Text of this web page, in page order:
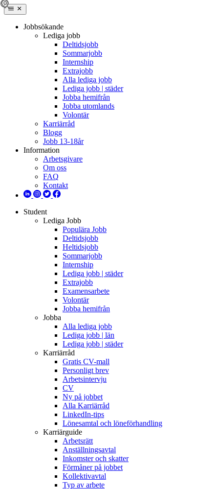
Jobbsökande
Lediga jobb
Deltidsjobb
Sommarjobb
Internship
Extrajobb
Alla lediga jobb
Lediga jobb | städer
Jobba hemifrån
Jobba utomlands
Volontär
Karriärråd
Blogg
Jobb 13-18år
Information
Arbetsgivare
Om oss
FAQ
Kontakt
Student
Lediga Jobb
Populära Jobb
Deltidsjobb
Heltidsjobb
Sommarjobb
Internship
Lediga jobb | städer
Extrajobb
Examensarbete
Volontär
Jobba hemifrån
Jobba
Alla lediga jobb
Lediga jobb | län
Lediga jobb | städer
Karriärråd
Gratis CV-mall
Personligt brev
Arbetsintervju
CV
Ny på jobbet
Alla Karriärråd
LinkedIn-tips
Lönesamtal och löneförhandling
Karriärguide
Arbetsrätt
Anställningsavtal
Inkomster och skatter
Förmåner på jobbet
Kollektivavtal
Typ av arbete